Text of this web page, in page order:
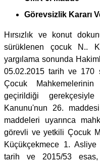
Görevsizlik Kararı
Hırsızlık ve konut
sürüklenen çocuk N..
yargılama sonunda
05.02.2015 tarih ve 170
Çocuk
geçirildiği
Kanunu'nun 26.
maddeleri uyarınca
görevli ve yetkili Çocuk
Küçükçekmece 1.
tarih ve 2015/53 esas,